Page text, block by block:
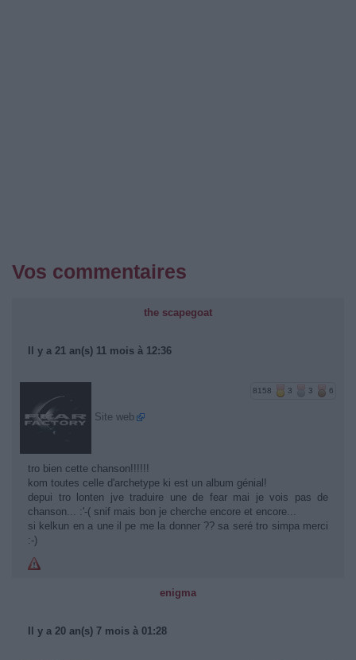
Vos commentaires
the scapegoat
Il y a 21 an(s) 11 mois à 12:36
8158 3 3 6
Site web
tro bien cette chanson!!!!!!
kom toutes celle d'archetype ki est un album génial!
depui tro lonten jve traduire une de fear mai je vois pas de
chanson... :'-( snif mais bon je cherche encore et encore...
si kelkun en a une il pe me la donner ?? sa seré tro simpa merci
:-)
enigma
Il y a 20 an(s) 7 mois à 01:28